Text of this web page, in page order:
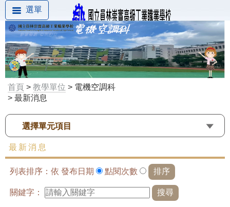
選單
首頁 > 教學單位 > 電機空調科
> 最新消息
選擇單元項目
最新消息
列表排序：依 發布日期 點閱次數
關鍵字：